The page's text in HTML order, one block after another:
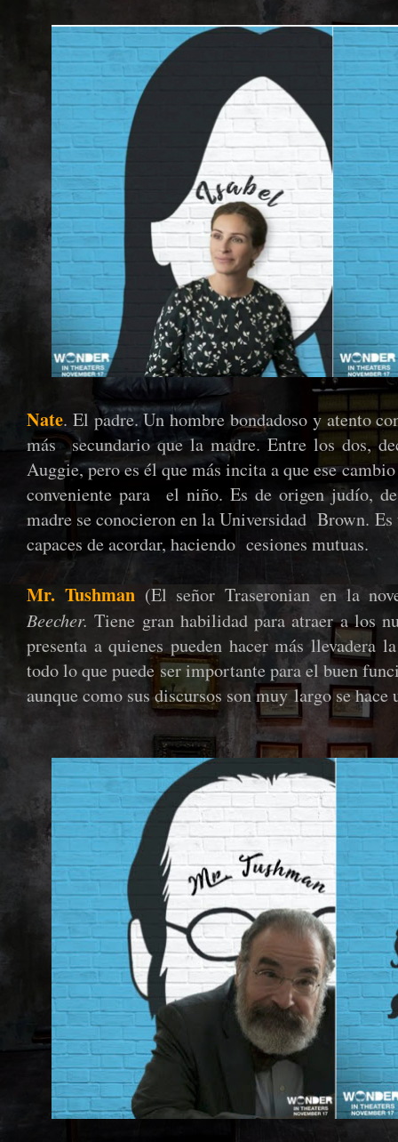
Nate. El padre. Un hombre bondadoso y atento
más secundario que la madre. Entre los dos,
Auggie, pero es él que más incita a que ese
conveniente para el niño. Es de origen judío,
madre se conocieron en la Universidad Brown. Es
capaces de acordar, haciendo cesiones mutuas.
Mr. Tushman(El señor Traseronian en la
Beecher.Tiene gran habilidad para atraer a los
presenta a quienes pueden hacer más llevadera
todo lo que puede ser importante para el buen
aunque como sus discursos son muylargo se hace